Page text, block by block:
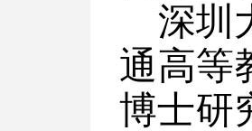
深圳
通高等
博士研